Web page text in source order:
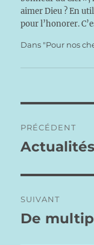
aimer Dieu ? En
pour l’honorer.
Dans "Pour nos
de
PRÉCÉDENT
Publication
SUIVANT
Publication
De